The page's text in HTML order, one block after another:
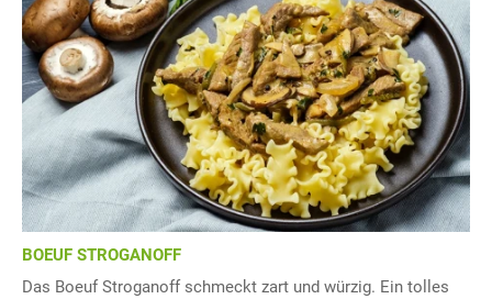
BOEUF STROGANOFF
Das Boeuf Stroganoff schmeckt zart und würzig. Ein tolles